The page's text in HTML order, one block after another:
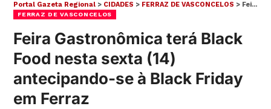
Portal Gazeta Regional > CIDADES > FERRAZ DE VASCONCELOS > Feira Gastronômica terá Black Food nesta sexta (14) antecipando-se à Black Friday em Ferraz
FERRAZ DE VASCONCELOS
Feira Gastronômica terá Black
Food nesta sexta (14)
antecipando-se à Black Friday
em Ferraz